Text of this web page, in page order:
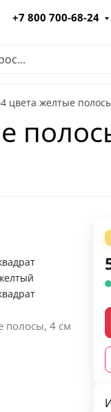
+7 800 700-68-24
цвета желтые
полосы, 4 см